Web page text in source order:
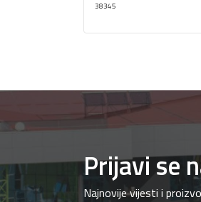
38345
Prijavi se
Najnovije vijesti i